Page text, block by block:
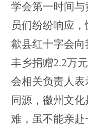
学会第一时间
员们纷纷响应
歙县红十字会
丰乡捐赠2.2万
会相关负责人表
同源，徽州文
难，虽不能亲